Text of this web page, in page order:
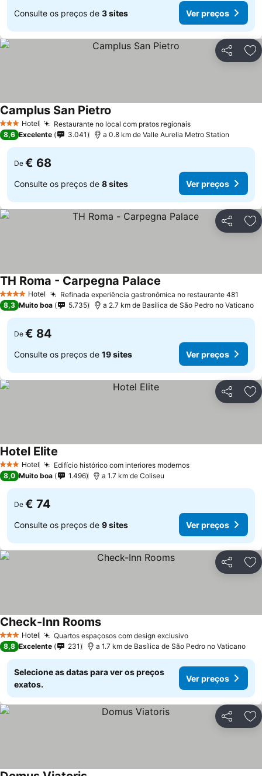
Consulte os preços de 3 sites Ver preços
Partilhar
3 EstrelasHotel Restaurante no local com pratos regionais
Camplus San Pietro
8,6 Excelente 3.041 a 0.8 km de Valle Aurelia Metro Station
De € 68
Consulte os preços de 8 sites Ver preços
Partilhar
4 EstrelasHotel Refinada experiência gastronômica no restaurante 481
TH Roma - Carpegna Palace
8,3 Muito boa 5.735 a 2.7 km de Basílica de São Pedro no Vaticano
De € 84
Consulte os preços de 19 sites Ver preços
Partilhar
3 EstrelasHotel Edifício histórico com interiores modernos
Hotel Elite
8,0 Muito boa 1.496 a 1.7 km de Coliseu
De € 74
Consulte os preços de 9 sites Ver preços
Partilhar
3 EstrelasHotel Quartos espaçosos com design exclusivo
Check-Inn Rooms
8,8 Excelente 231 a 1.7 km de Basílica de São Pedro no Vaticano
Selecione as datas para ver os preços
exatos.
Ver preços
Partilhar